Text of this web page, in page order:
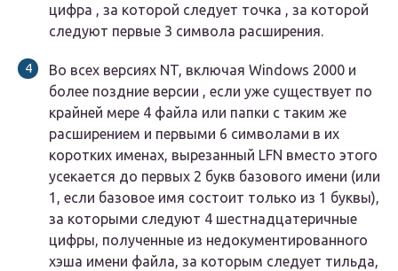
цифра , за которой следует точка , за которой
следуют первые 3 символа расширения.
Во всех версиях NT, включая Windows 2000 и
более поздние версии , если уже существует по
крайней мере 4 файла или папки с таким же
расширением и первыми 6 символами в их
коротких именах, вырезанный LFN вместо этого
усекается до первых 2 букв базового имени (или
1, если базовое имя состоит только из 1 буквы),
за которыми следуют 4 шестнадцатеричные
цифры, полученные из недокументированного
хэша имени файла, за которым следует тильда,